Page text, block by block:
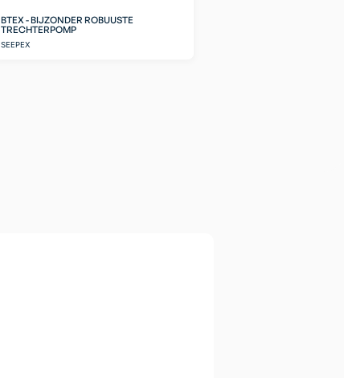
BTEX - BIJZONDER ROBUUSTE
TRECHTERPOMP
SEEPEX